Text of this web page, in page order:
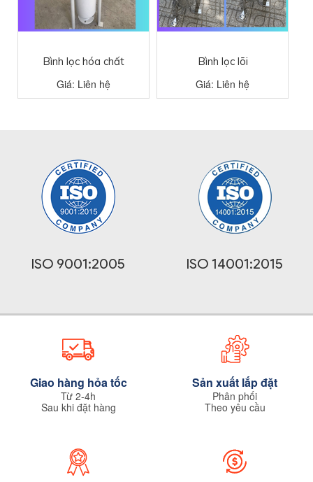
Bình lọc lõi
Giá: Liên hệ
Cốc lọc inox 10 inch
Giá: Liên hệ
ISO 9001:2005 ISO 14001:2015
Giao hàng hỏa tốc
Từ 2-4h
Sau khi đặt hàng
Sản xuất lắp đặt
Phân phối
Theo yêu cầu